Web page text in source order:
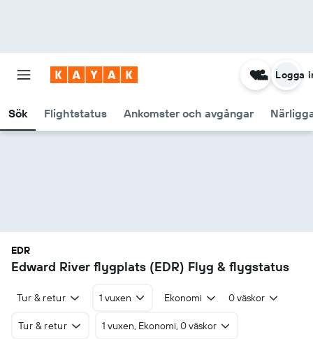
Sök Flightstatus Ankomster och avgångar
Logga
EDR
Edward River flygplats (EDR) Flyg & flygstatus
Tur & retur 1 vuxen Ekonomi 0 väskor
Tur & retur 1 vuxen, Ekonomi, 0 väskor